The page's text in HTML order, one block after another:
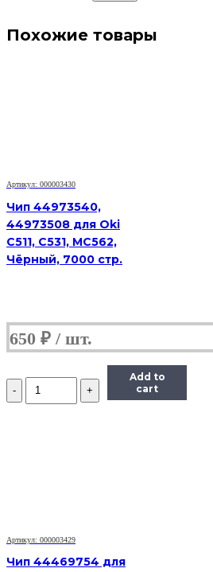
Похожие товары
Артикул: 000003430
Чип 44973540,
44973508 для Oki
C511, C531, MC562,
Чёрный, 7000 стр.
650 ₽
Количество
Чип
330DNw/SP330SN/SP330SFN
(SP330H/408281),
черный,
Add to
cart
Артикул: 000003429
Чип 44469754 для